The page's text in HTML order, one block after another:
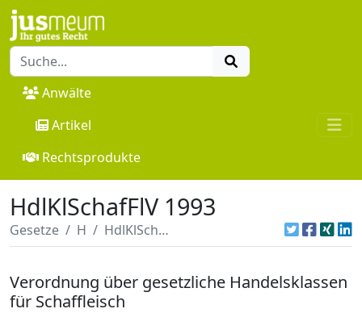
Anwälte
Artikel
Rechtsprodukte
HdlKlSchafFlV 1993
Gesetze H HdlKlSchafFlV 1993
Verordnung über gesetzliche Handelsklassen
für Schaffleisch